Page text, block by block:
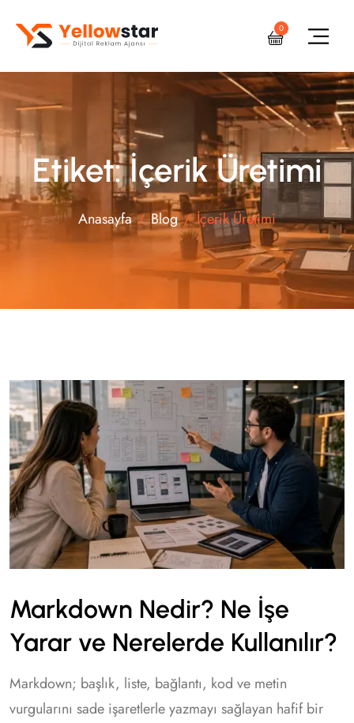
0
Etiket: İçerik Üretimi
Anasayfa Blog İçerik Üretimi
Markdown Nedir? Ne İşe
Yarar ve Nerelerde Kullanılır?
Markdown; başlık, liste, bağlantı, kod ve metin
vurgularını sade işaretlerle yazmayı sağlayan hafif bir